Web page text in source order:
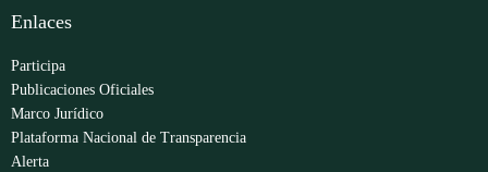
Enlaces
Participa
Publicaciones Oficiales
Marco Jurídico
Plataforma Nacional de Transparencia
Alerta